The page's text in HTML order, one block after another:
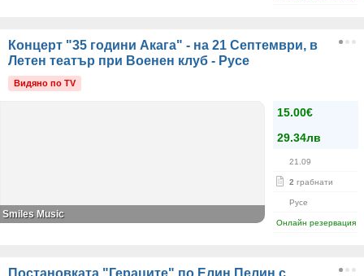
Концерт "35 години Акага" - на 21 Септември, в
Летен театър при Военен клуб - Русе
Видяно по TV
15.00€
29.34лв
21.09
2 грабнати
Русе
Онлайн резервация
Smiles Music
Постановката "Гераците" по Елин Пелин с